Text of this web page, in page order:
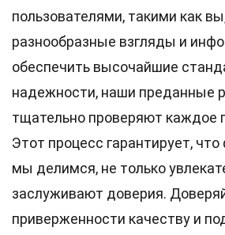
пользователями, такими как
разнообразные взгляды и
обеспечить высочайшие
надежности, наши преданные
тщательно проверяют каждое
Этот процесс гарантирует,
мы делимся, не только
заслуживают доверия.
приверженности качеству и